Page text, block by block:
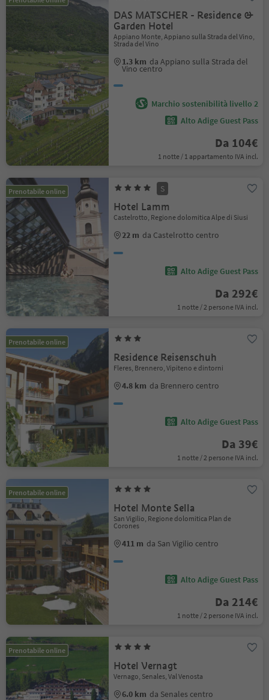
DAS MATSCHER - Residence &
Garden Hotel
Appiano Monte, Appiano sulla Strada del Vino,
Strada del Vino
1.3 km da Appiano sulla Strada del
Vino centro
Marchio sostenibilità livello 2
Alto Adige Guest Pass
Da 104€
1 notte / 1 appartamento IVA incl.
Prenotabile online S
Hotel Lamm
Castelrotto, Regione dolomitica Alpe di Siusi
22 m da Castelrotto centro
Alto Adige Guest Pass
Da 292€
1 notte / 2 persone IVA incl.
Prenotabile online
Residence Reisenschuh
Fleres, Brennero, Vipiteno e dintorni
4.8 km da Brennero centro
Alto Adige Guest Pass
Da 39€
1 notte / 2 persone IVA incl.
Prenotabile online
Hotel Monte Sella
San Vigilio, Regione dolomitica Plan de
Corones
411 m da San Vigilio centro
Alto Adige Guest Pass
Da 214€
1 notte / 2 persone IVA incl.
Prenotabile online
Hotel Vernagt
Vernago, Senales, Val Venosta
6.0 km da Senales centro